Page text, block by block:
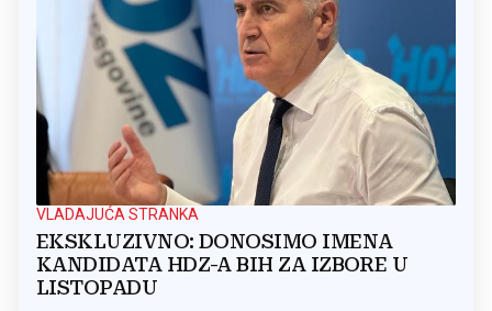
VLADAJUĆA STRANKA
EKSKLUZIVNO: DONOSIMO IMENA
KANDIDATA HDZ-A BIH ZA IZBORE U
LISTOPADU